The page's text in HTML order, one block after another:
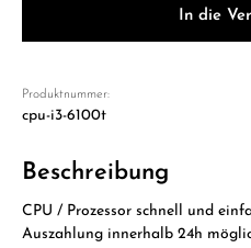
In die
Produktnummer:
cpu-i3-6100t
Beschreibung
CPU / Prozessor schnell und
Auszahlung innerhalb 24h